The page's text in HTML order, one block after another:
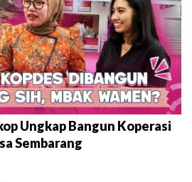
Ungkap Bangun Koperasi
Sembarang